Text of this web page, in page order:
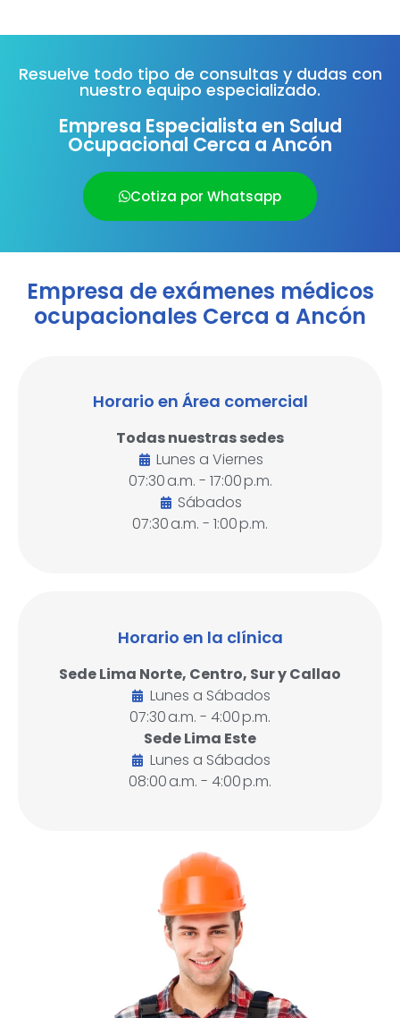
Resuelve todo tipo de consultas y dudas con
nuestro equipo especializado.
Empresa Especialista en Salud
Ocupacional Cerca a Ancón
Cotiza por Whatsapp
Empresa de exámenes médicos
ocupacionales Cerca a Ancón
Horario en Área comercial
Todas nuestras sedes
Lunes a Viernes
07:30 a.m. - 17:00 p.m.
Sábados
07:30 a.m. - 1:00 p.m.
Horario en la clínica
Sede Lima Norte, Centro, Sur y Callao
Lunes a Sábados
07:30 a.m. - 4:00 p.m.
Sede Lima Este
Lunes a Sábados
08:00 a.m. - 4:00 p.m.